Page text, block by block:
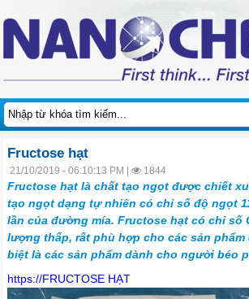
Fructose hạt
21/10/2019 - 06:10:13 PM | 1844
Fructose hạt là chất tạo ngọt được chiết
tạo ngọt dạng tự nhiên có chỉ số độ ngọt
lần của đường mía. Fructose hạt có chỉ số
lượng thấp, rất phù hợp cho các sản
biệt là các sản phẩm dành cho người béo
https://FRUCTOSE HẠT